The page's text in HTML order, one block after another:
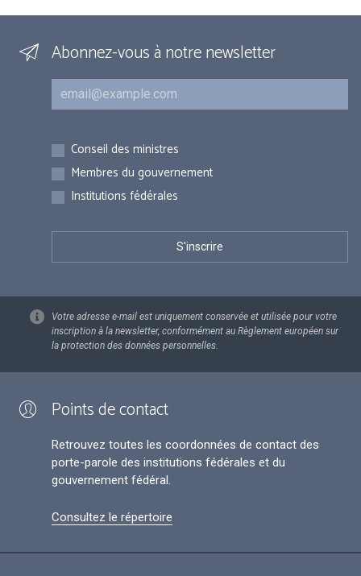
Abonnez-vous à notre newsletter
Courriel
Inscriptions
Conseil des ministres
Membres du gouvernement
Institutions fédérales
Votre adresse e-mail est uniquement conservée et utilisée pour votre
inscription à la newsletter, conformément au Règlement européen sur
la protection des données personnelles.
Points de contact
Retrouvez toutes les coordonnées de contact des
porte-parole des institutions fédérales et du
gouvernement fédéral.
Consultez le répertoire